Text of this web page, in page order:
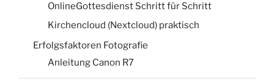
OnlineGottesdienst Schritt für Schritt
Kirchencloud (Nextcloud) praktisch
Erfolgsfaktoren Fotografie
Anleitung Canon R7